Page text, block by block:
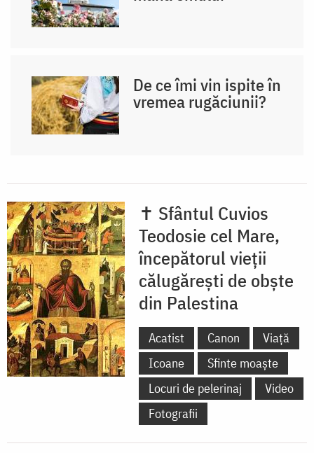
De ce îmi vin ispite în
vremea rugăciunii?
✝ Sfântul Cuvios
Teodosie cel Mare,
începătorul vieții
călugărești de obște
din Palestina
Acatist Canon
Viață
Icoane
Sfinte moaște
Locuri de pelerinaj
Video
Fotografii